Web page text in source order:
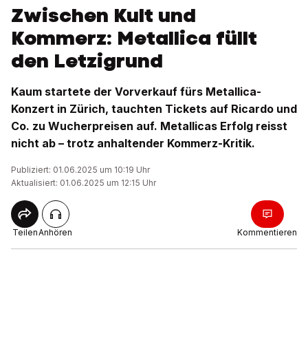
Zwischen Kult und
Kommerz: Metallica füllt
den Letzigrund
Kaum startete der Vorverkauf fürs Metallica-
Konzert in Zürich, tauchten Tickets auf Ricardo und
Co. zu Wucherpreisen auf. Metallicas Erfolg reisst
nicht ab – trotz anhaltender Kommerz-Kritik.
Publiziert: 01.06.2025 um 10:19 Uhr
Aktualisiert: 01.06.2025 um 12:15 Uhr
TeilenAnhören Kommentieren